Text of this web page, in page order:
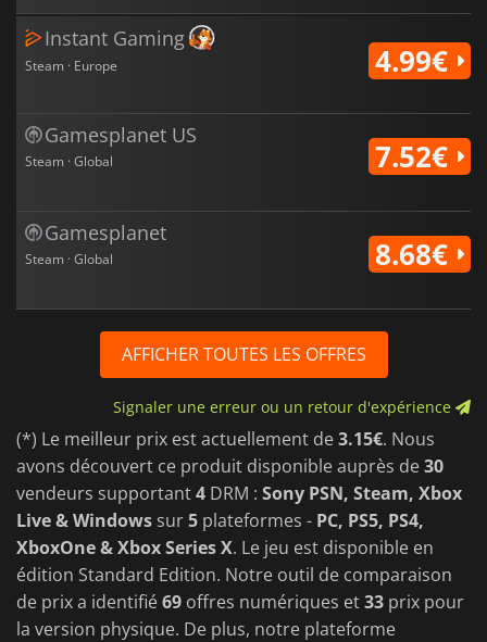
Instant Gaming
Steam · Europe 4.99€
Gamesplanet US
Steam · Global 7.52€
Gamesplanet
Steam · Global 8.68€
AFFICHER TOUTES LES OFFRES
Signaler une erreur ou un retour d'expérience
(*) Le meilleur prix est actuellement de3.15€. Nous
avons découvert ce produit disponible auprès de30
vendeurs supportant4 DRM : Sony PSN, Steam, Xbox
Live & Windows sur5 plateformes - PC, PS5, PS4,
XboxOne & Xbox Series X. Le jeu est disponible en
édition Standard Edition. Notre outil de comparaison
de prix a identifié69 offres numériques et33 prix pour
la version physique. De plus, notre plateforme